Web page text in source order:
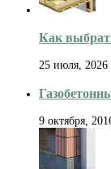
Как
25 июля, 2026
9 октября,